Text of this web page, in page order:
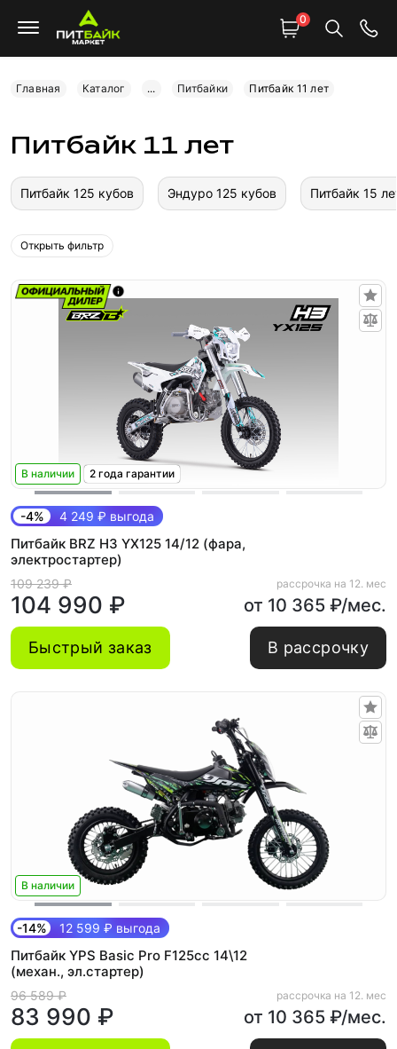
0
Главная Каталог ... Питбайки Питбайк 11 лет
Питбайк 11 лет
Питбайк 125 кубов Эндуро 125 кубов Питбайк 15
Открыть фильтр
В наличии 2 года гарантии
-4% 4 249 ₽ выгода
Питбайк BRZ H3 YX125 14/12 (фара,
электростартер)
109 239 ₽
104 990 ₽
рассрочка на 12. мес
от 10 365 ₽/мес.
Быстрый заказ В рассрочку
В наличии
-14% 12 599 ₽ выгода
Питбайк YPS Basic Pro F125cc 14\12
(механ., эл.стартер)
96 589 ₽
83 990 ₽
рассрочка на 12. мес
от 10 365 ₽/мес.